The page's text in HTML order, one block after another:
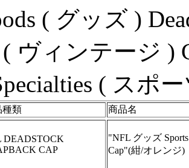
( グッズ )
( ヴィンテージ )
( スポ
種類
商品名
DEADSTOCK
CAP
"NFL グッズ Sports
Cap"(紺/オレンジ)